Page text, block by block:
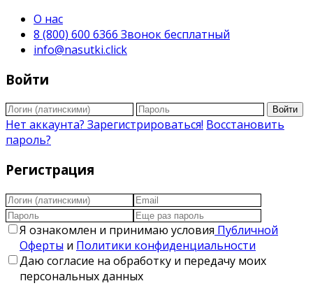
О нас
8 (800) 600 6366 Звонок бесплатный
info@nasutki.click
Войти
Войти
Нет аккаунта? Зарегистрироваться! Восстановить
пароль?
Регистрация
Я ознакомлен и принимаю условия Публичной
Оферты и Политики конфиденциальности
Даю согласие на обработку и передачу моих
персональных данных